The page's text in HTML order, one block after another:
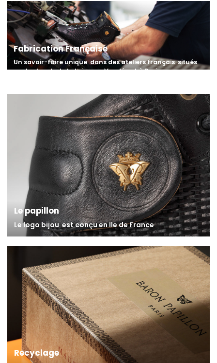
Fabrication Française
Un savoir-faire uniquedans des ateliers françaissitués
sur les bords de la Loire,en Vendée et à Paris
Le papillon
Le logo bijouest conçu en Ile de France
Recyclage